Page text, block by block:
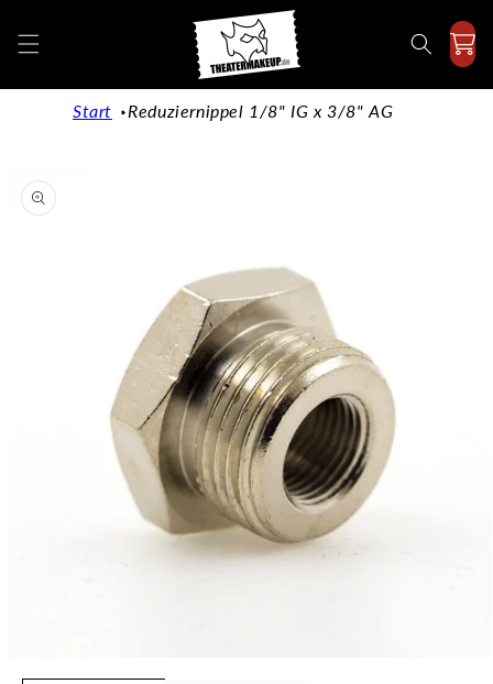
Inhalt
Start Reduziernippel 1/8" IG x 3/8" AG